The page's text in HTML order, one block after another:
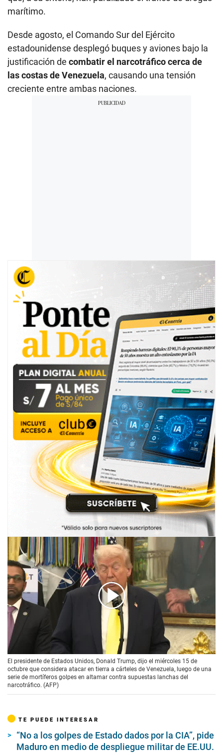
marítimo.
Desde agosto, el Comando Sur del Ejército
estadounidense desplegó buques y aviones bajo la
justificación de combatir el narcotráfico cerca de
las costas de Venezuela, causando una tensión
creciente entre ambas naciones.
00:58
El presidente de Estados Unidos, Donald Trump, dijo el miércoles 15 de
octubre que considera atacar en tierra a cárteles de Venezuela, luego de una
serie de mortíferos golpes en altamar contra supuestas lanchas del
narcotráfico. (AFP)
TE PUEDE INTERESAR
“No a los golpes de Estado dados por la CIA”, pide
Maduro en medio de despliegue militar de EE.UU.